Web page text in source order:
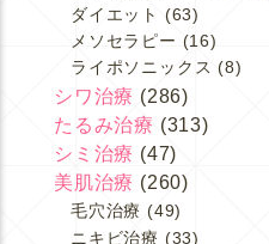
ダイエット (63)
メソセラピー (16)
ライポソニックス (8)
シワ治療 (286)
たるみ治療 (313)
シミ治療 (47)
美肌治療 (260)
毛穴治療 (49)
ニキビ治療 (33)